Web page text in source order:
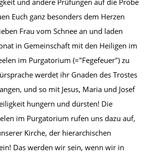
Euch ganz besonders dem Herzen
Frau vom Schnee an und laden
in Gemeinschaft mit den Heiligen im
im Purgatorium (="Fegefeuer") zu
werdet ihr Gnaden des Trostes
und so mit Jesus, Maria und Josef
hungern und dürsten! Die
im Purgatorium rufen uns dazu auf,
Kirche, der hierarchischen
Das werden wir sein, wenn wir in